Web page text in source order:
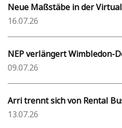
Neue Maßstäbe in der
16.07.26
NEP verlängert Wimbledon-
09.07.26
Arri trennt sich von Rental
13.07.26